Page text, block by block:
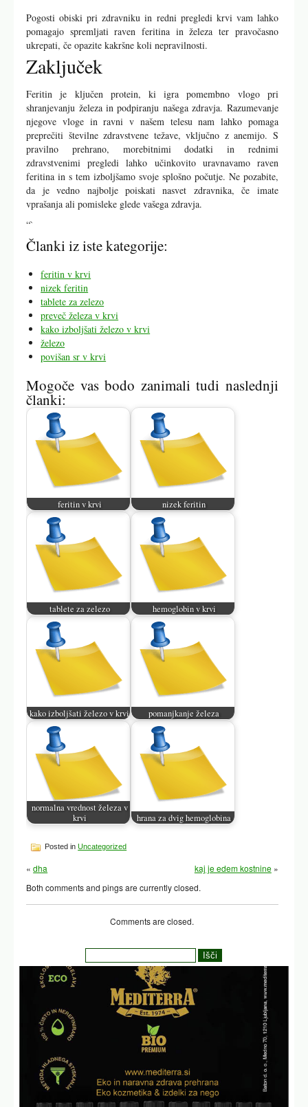
Pogosti obiski pri zdravniku in redni pregledi krvi vam lahko
pomagajo spremljati raven feritina in železa ter pravočasno
ukrepati, če opazite kakršne koli nepravilnosti.
Zaključek
Feritin je ključen protein, ki igra pomembno vlogo pri
shranjevanju železa in podpiranju našega zdravja. Razumevanje
njegove vloge in ravni v našem telesu nam lahko pomaga
preprečiti številne zdravstvene težave, vključno z anemijo. S
pravilno prehrano, morebitnimi dodatki in rednimi
zdravstvenimi pregledi lahko učinkovito uravnavamo raven
feritina in s tem izboljšamo svoje splošno počutje. Ne pozabite,
da je vedno najbolje poiskati nasvet zdravnika, če imate
vprašanja ali pomisleke glede vašega zdravja.
“`
Članki iz iste kategorije:
feritin v krvi
nizek feritin
tablete za zelezo
preveč železa v krvi
kako izboljšati železo v krvi
železo
povišan sr v krvi
Mogoče vas bodo zanimali tudi naslednji
članki:
feritin v krvi nizek feritin
tablete za zelezo hemoglobin v krvi
kako izboljšati železo v krvi pomanjkanje železa
normalna vrednost železa v
krvi
hrana za dvig hemoglobina
Posted inUncategorized
«dha kaj je edem kostnine»
Both comments and pings are currently closed.
Comments are closed.